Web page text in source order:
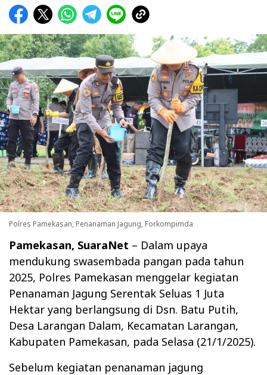
Polres Pamekasan, Penanaman Jagung, Forkompimda
Pamekasan, SuaraNet – Dalam upaya
mendukung swasembada pangan pada tahun
2025, Polres Pamekasan menggelar kegiatan
Penanaman Jagung Serentak Seluas 1 Juta
Hektar yang berlangsung di Dsn. Batu Putih,
Desa Larangan Dalam, Kecamatan Larangan,
Kabupaten Pamekasan, pada Selasa (21/1/2025).
Sebelum kegiatan penanaman jagung